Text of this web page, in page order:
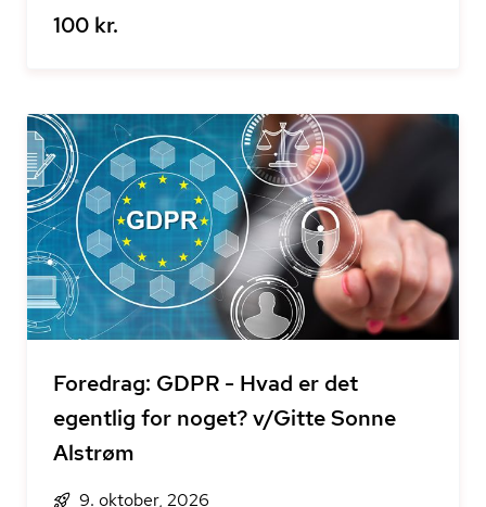
100 kr.
Foredrag: GDPR - Hvad er det
egentlig for noget? v/Gitte Sonne
Alstrøm
9. oktober, 2026